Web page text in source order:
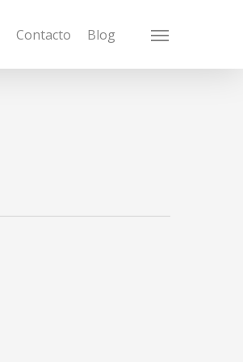
Contacto Blog Menu